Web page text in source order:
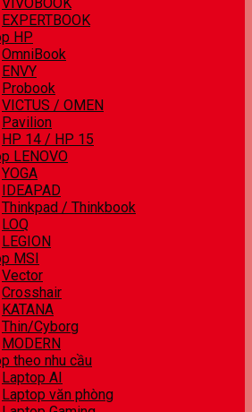
EXPERTBOOK
HP
OmniBook
ENVY
Probook
VICTUS / OMEN
Pavilion
HP 14 / HP 15
LENOVO
YOGA
IDEAPAD
Thinkpad / Thinkbook
LOQ
LEGION
MSI
Vector
Crosshair
KATANA
Thin/Cyborg
MODERN
theo nhu cầu
Laptop AI
Laptop văn phòng